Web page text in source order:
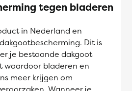
tegen bladeren
in Nederland en
Dit is
je bestaande dakgoot
waardoor bladeren en
meer krijgen om